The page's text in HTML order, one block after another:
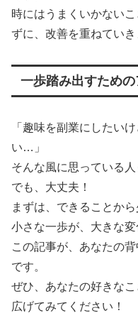
時にはうまくいかない
ずに、改善を重ねていき
一歩踏み出すため
「趣味を副業にしたい
い…」
そんな風に思っている人
でも、大丈夫！
まずは、できることか
小さな一歩が、大きな変
この記事が、あなたの
です。
ぜひ、あなたの好きな
広げてみてください！